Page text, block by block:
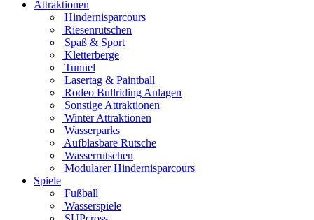
Attraktionen
Hindernisparcours
Riesenrutschen
Spaß & Sport
Kletterberge
Tunnel
Lasertag & Paintball
Rodeo Bullriding Anlagen
Sonstige Attraktionen
Winter Attraktionen
Wasserparks
Aufblasbare Rutsche
Wasserrutschen
Modularer Hindernisparcours
Spiele
Fußball
Wasserspiele